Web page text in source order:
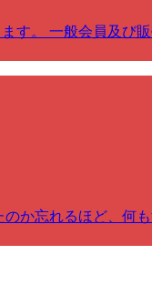
す。 一般会員及び
か忘れるほど、何